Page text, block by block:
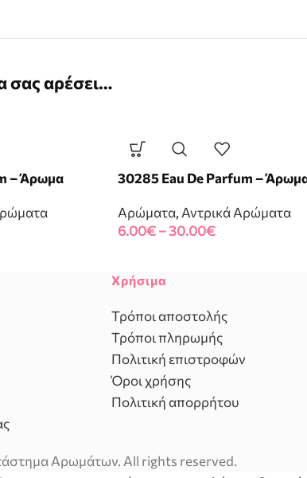
σας αρέσει…
– Άρωμα 30285 Eau De Parfum –
Αρώματα, Αντρικά Αρώματα
6.00€ –30.00€
Χρήσιμα
Τρόποι αποστολής
Τρόποι πληρωμής
Πολιτική επιστροφών
Όροι χρήσης
Πολιτική απορρήτου
Αρωμάτων. All rights reserved.